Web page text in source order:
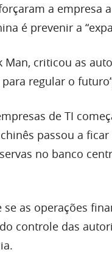
a empresa
é prevenir a
Man, criticou as
regular o
de TI
passou a
no banco
as operações
controle das